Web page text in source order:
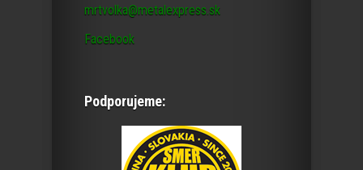
mrtvolka@metalexpress.sk
Facebook
Podporujeme: